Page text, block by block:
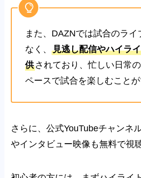
また、DAZNでは試合のライ
なく、見逃し配信やハイラ
供されており、忙しい日常
ペースで試合を楽しむことが
さらに、公式YouTubeチャンネ
やインタビュー映像も無料で視